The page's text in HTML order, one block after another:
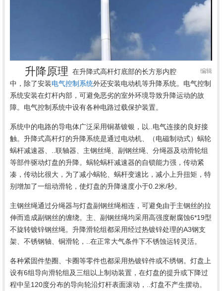
升降原理 编辑
在升降式高杆灯底部的长方形内腔
中，除了安装电气控制系统外还安装电动机等升降系统。电气控制
系统安装在灯杆内部，可避免恶劣的室外环境导致升降运动的故
障。电气控制系统中设有各种电路过载保护装置。
系统中的电路的导电体广泛采用铜基镀银，以..电气连接的良好接
触。升降式高杆灯的升降系统是通过电动机、（电磁制动式）蜗轮
蜗杆减速器、..联轴器、主钢丝绳、副钢丝绳、分绳器及动滑轮组
等部件驱动灯盘的升降。蜗轮蜗杆减速器的自锁能力强，传动紧
凑，传动比很大，为了减小蜗轮、蜗杆变速比，减小上升扭矩，特
别增加了一组动滑轮，使灯盘的升降速度小于0.2米/秒。
主钢丝绳通过分绳器与灯盘副钢丝绳相连，可避免由于主钢丝的拉
伸而造成副钢丝的缠绕。主、副钢丝绳均采用高强度耐腐蚀6*19型
不旋转镀锌钢丝绳。升降滑轮组都采用经过热镀锌处理的A3钢支
架、不锈钢轴、铜滑轮，..在正常大气条件下不锈蚀运转灵活。
各种紧固件垫圈、卡圈等零件也都采用热镀锌件或不绣钢。灯盘上
设有6组导向滑轮组及三组以上制动装置，在灯盘的提升或下降过
程中呈120度分布的导向轮沿灯杆表面滚动，..灯盘不产生摆动。